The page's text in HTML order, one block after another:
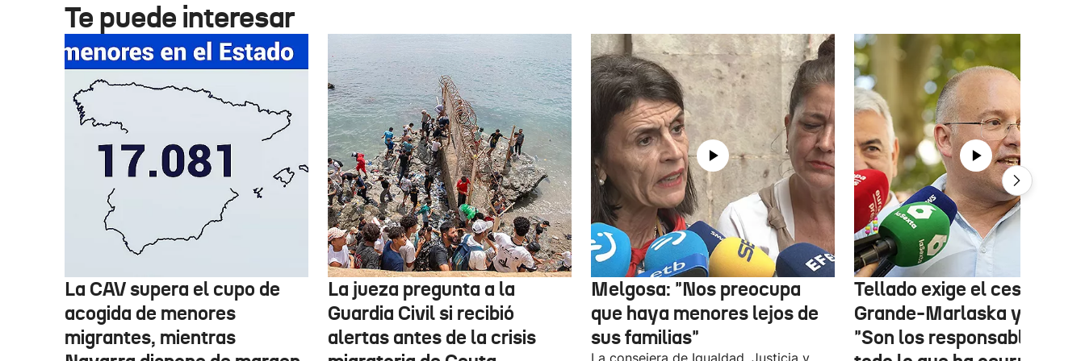
Te puede interesar
La CAV supera el cupo de
acogida de menores
migrantes, mientras
La jueza pregunta a la
Guardia Civil si recibió
alertas antes de la crisis
Melgosa: "Nos preocupa
que haya menores lejos de
sus familias"
La consejera de Igualdad, Justicia y
Tellado exige el cese de
Grande-Marlaska y
"Son los responsables de